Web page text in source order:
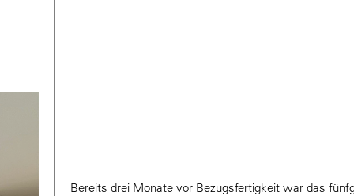
Bereits drei Monate vor Bezugsfertigkeit war das